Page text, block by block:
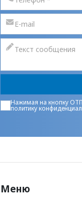
Нажимая на кнопку
политику
Меню